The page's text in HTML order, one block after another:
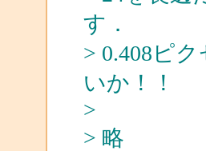
す．
> 0.408ピ
いか！！
>
> 略